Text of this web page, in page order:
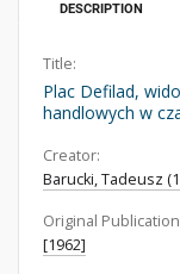
DESCRIPTION
Title:
Plac Defilad,
handlowych w
Creator:
Barucki, Tadeusz
Original
[1962]